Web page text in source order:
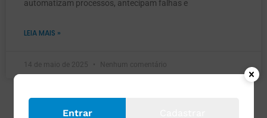
automatizam processos, antecipam falhas e
LEIA MAIS »
14 de maio de 2025 Nenhum comentário
Entrar